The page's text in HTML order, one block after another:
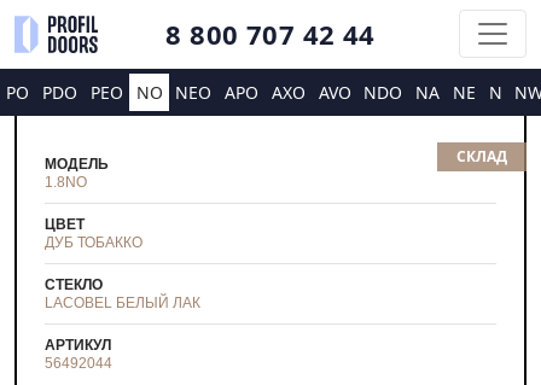
8 800 707 42 44
PO PDO PEO NO NEO APO AXO AVO NDO NA NE N
СКЛАД
МОДЕЛЬ
1.8NO
ЦВЕТ
ДУБ ТОБАККО
СТЕКЛО
LACOBEL БЕЛЫЙ ЛАК
АРТИКУЛ
56492044